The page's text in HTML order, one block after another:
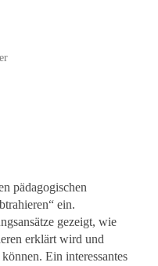
pädagogischen
ein.
gezeigt, wie
erklärt wird und
Ein interessantes